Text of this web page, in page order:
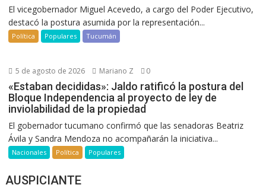
El vicegobernador Miguel Acevedo, a cargo del Poder Ejecutivo,
destacó la postura asumida por la representación...
Política Populares Tucumán
5 de agosto de 2026 Mariano Z 0
«Estaban decididas»: Jaldo ratificó la postura del
Bloque Independencia al proyecto de ley de
inviolabilidad de la propiedad
El gobernador tucumano confirmó que las senadoras Beatriz
Ávila y Sandra Mendoza no acompañarán la iniciativa...
Nacionales Política Populares
AUSPICIANTE